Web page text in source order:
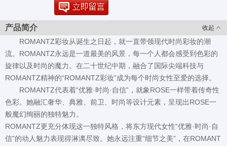
收起
产品简介
ROMANTZ彩妆从诞生之日起，就一直带领现代时尚彩妆的潮
流。ROMANTZ永远是一道最美的风景，每一个人都会感受到色彩的
旋律以及时尚的魔力。在二十世纪中期，融合了国际尖端科技与
ROMANTZ精神的“ROMANTZ彩妆”成为每个时尚女性至爱的选择。
ROMANTZ代表着“优雅·时尚·自信”，就象ROSE一样带着传奇性
色彩。她融汇奢华、典雅、前卫、时尚等设计元素，呈现出ROSE一
般魔幻绚丽的独特魅力。
ROMANTZ更充分体现这一独特风格，将东方现代女性“优雅·时尚·自
信”的动人魅力表现得淋漓尽致。她永远注重“细节之美”，在ROMANT